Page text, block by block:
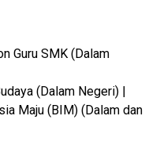
Guru SMK (Dalam
(Dalam Negeri) |
Maju (BIM) (Dalam dan